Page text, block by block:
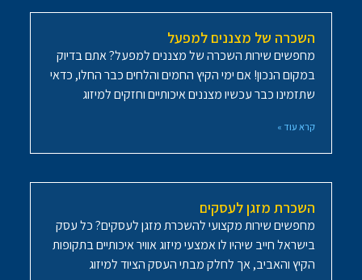
השכרה של מצננים למפעל
מחפשים שירות השכרה של מצננים למפעל? אתם בדיוק
במקום הנכון! אם ימי הקיץ החמים והלחים כבר החלו, כדאי
שתזמינו כבר עכשיו מצננים איכותיים וחזקים למיזוג
קרא עוד »
השכרת מזגן לעסקים
מחפשים שירות מקצועי להשכרת מזגן לעסקים? כל עסק
בישראל חייב שיהיו לו אמצעי מיזוג אוויר איכותיים בתקופות
הקיץ והאביב, אך לחלק מבתי העסק הציוד למיזוג